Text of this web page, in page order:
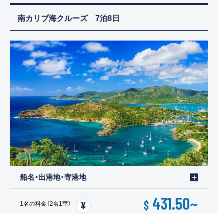
南カリブ海クルーズ 7泊8日
船名・出港地・寄港地
1名の料金（2名1室） $ 431.50~